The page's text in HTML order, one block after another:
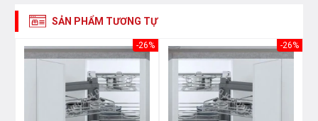
SẢN PHẨM TƯƠNG TỰ
-26% -26%